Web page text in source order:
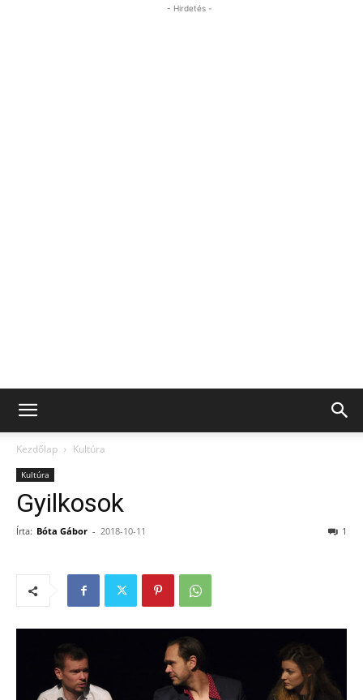
- Hirdetés -
Kezdőlap Kultúra
Kultúra
Gyilkosok
Írta: Bóta Gábor - 2018-10-11 1